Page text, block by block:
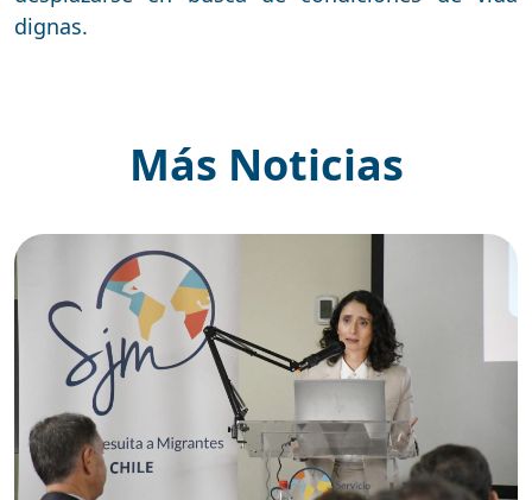
dignas.
Más Noticias